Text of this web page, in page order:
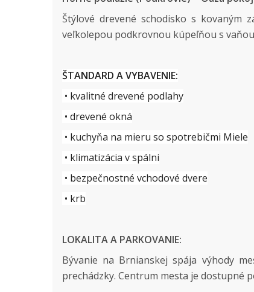
Štýlové drevené schodisko s kovaným
veľkolepou podkrovnou kúpeľňou s
ŠTANDARD A VYBAVENIE:
• kvalitné drevené podlahy
• drevené okná
• kuchyňa na mieru so spotrebičmi Miele
• klimatizácia v spálni
• bezpečnostné vchodové dvere
• krb
LOKALITA A PARKOVANIE:
​Bývanie na Brnianskej spája výhody
prechádzky. Centrum mesta je dostupné